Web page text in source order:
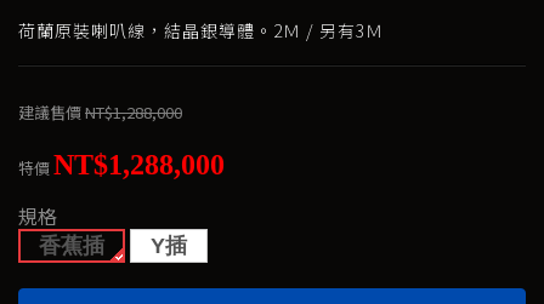
荷蘭原裝喇叭線，結晶銀導體。2Ｍ / 另有3Ｍ
建議售價NT$1,288,000
特價NT$1,288,000
規格
香蕉插 Y插